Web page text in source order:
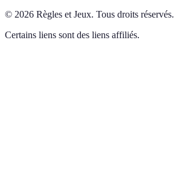
© 2026 Règles et Jeux. Tous droits réservés.
Certains liens sont des liens affiliés.